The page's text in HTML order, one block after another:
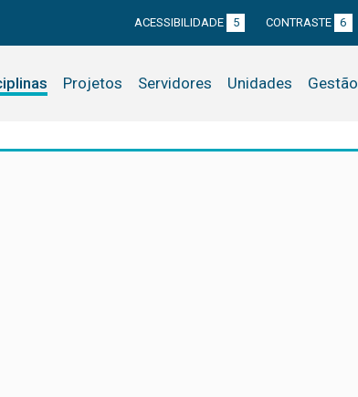
ACESSIBILIDADE 5 CONTRASTE 6
Projetos Servidores Unidades Gestão